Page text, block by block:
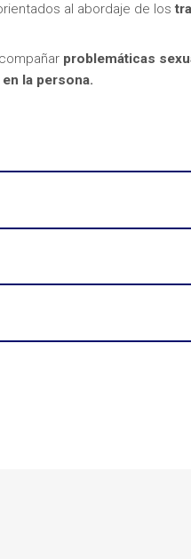
al abordaje de los
problemáticas
la persona.